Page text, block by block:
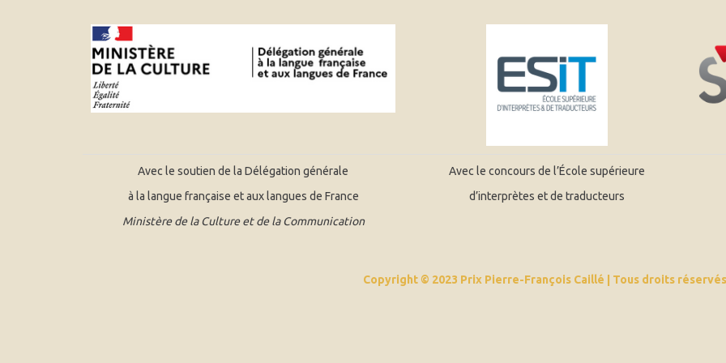
Avec le soutien de la Délégation générale
à la langue française et aux langues de France
Ministère de la Culture et de la Communication
Avec le concours de l’École supérieure
d’interprètes et de traducteurs
Copyright © 2023 Prix Pierre-François Caillé | Tous droits réservés